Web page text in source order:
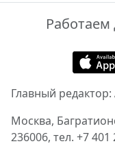
Работаем
Главный
Москва,
236006, тел. +7 401